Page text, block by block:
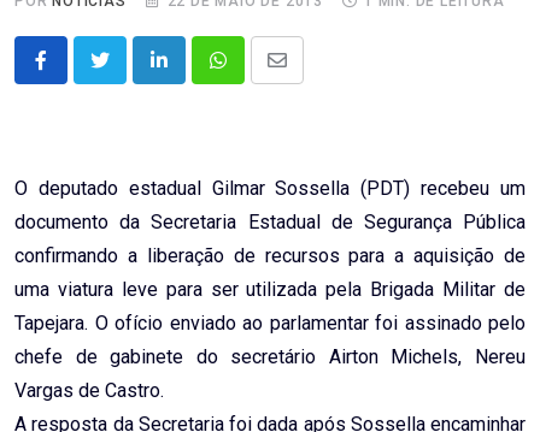
LinkedInWhatsappShare
O deputado estadual Gilmar Sossella (PDT) recebeu um
documento da Secretaria Estadual de Segurança Pública
confirmando a liberação de recursos para a aquisição de
uma viatura leve para ser utilizada pela Brigada Militar de
Tapejara. O ofício enviado ao parlamentar foi assinado pelo
chefe de gabinete do secretário Airton Michels, Nereu
Vargas de Castro.
A resposta da Secretaria foi dada após Sossella encaminhar